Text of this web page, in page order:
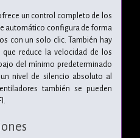
un control completo de los
automático configura de forma
con un solo clic. También hay
reduce la velocidad de los
del mínimo predeterminado
nivel de silencio absoluto al
también se pueden